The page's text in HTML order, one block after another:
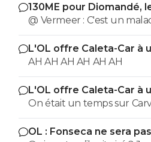
130ME pour Diomandé,
nouvelle offre
@ Vermeer : C'est un
cas très très grave.
que l'autre porc sur maxi.
L'OL offre Caleta-Car à
condition
AH AH AH AH AH AH
L'OL offre Caleta-Car à
condition
On était un temps sur
Rodriguez... En panic buy,
validé ce joueur, je ne vois
OL : Fonseca ne sera